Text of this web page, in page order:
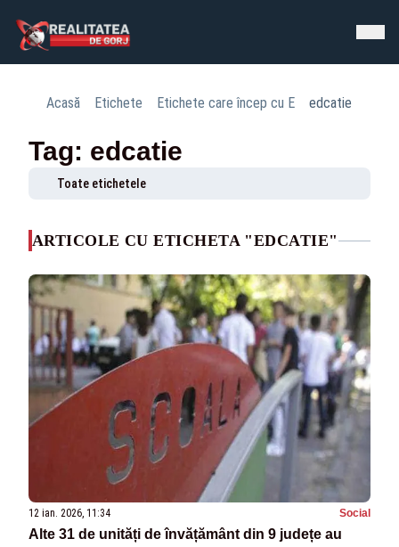
Acasă Etichete Etichete care încep cu E edcatie
Tag: edcatie
Toate etichetele
ARTICOLE CU ETICHETA "EDCATIE"
12 ian. 2026, 11:34 Social
Alte 31 de unități de învățământ din 9 județe au